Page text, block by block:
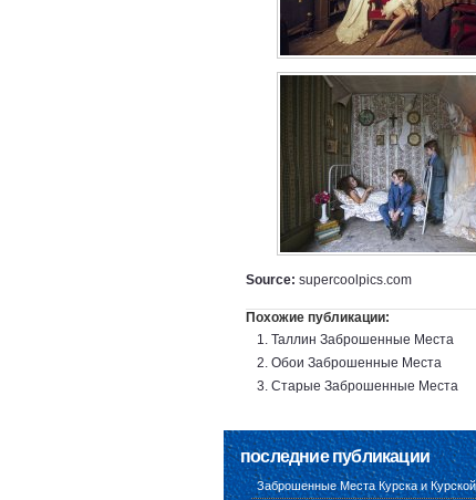
Source: supercoolpics.com
Похожие публикации:
Таллин Заброшенные Места
Обои Заброшенные Места
Старые Заброшенные Места
последние публикации
Заброшенные Места Курска и